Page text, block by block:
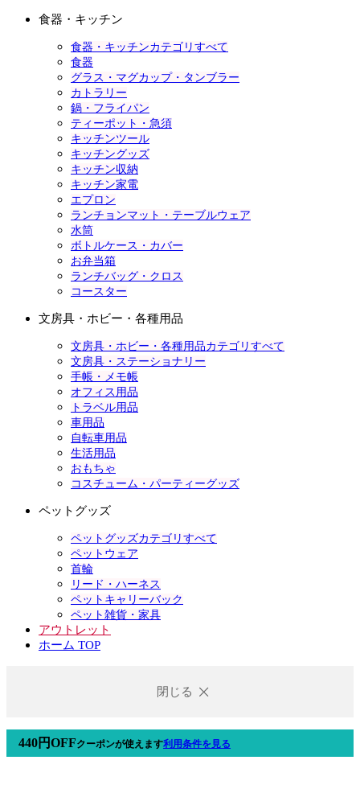
食器・キッチン
食器・キッチンカテゴリすべて
食器
グラス・マグカップ・タンブラー
カトラリー
鍋・フライパン
ティーポット・急須
キッチンツール
キッチングッズ
キッチン収納
キッチン家電
エプロン
ランチョンマット・テーブルウェア
水筒
ボトルケース・カバー
お弁当箱
ランチバッグ・クロス
コースター
文房具・ホビー・各種用品
文房具・ホビー・各種用品カテゴリすべて
文房具・ステーショナリー
手帳・メモ帳
オフィス用品
トラベル用品
車用品
自転車用品
生活用品
おもちゃ
コスチューム・パーティーグッズ
ペットグッズ
ペットグッズカテゴリすべて
ペットウェア
首輪
リード・ハーネス
ペットキャリーバック
ペット雑貨・家具
アウトレット
ホーム TOP
閉じる
440円OFFクーポンが使えます利用条件を見る